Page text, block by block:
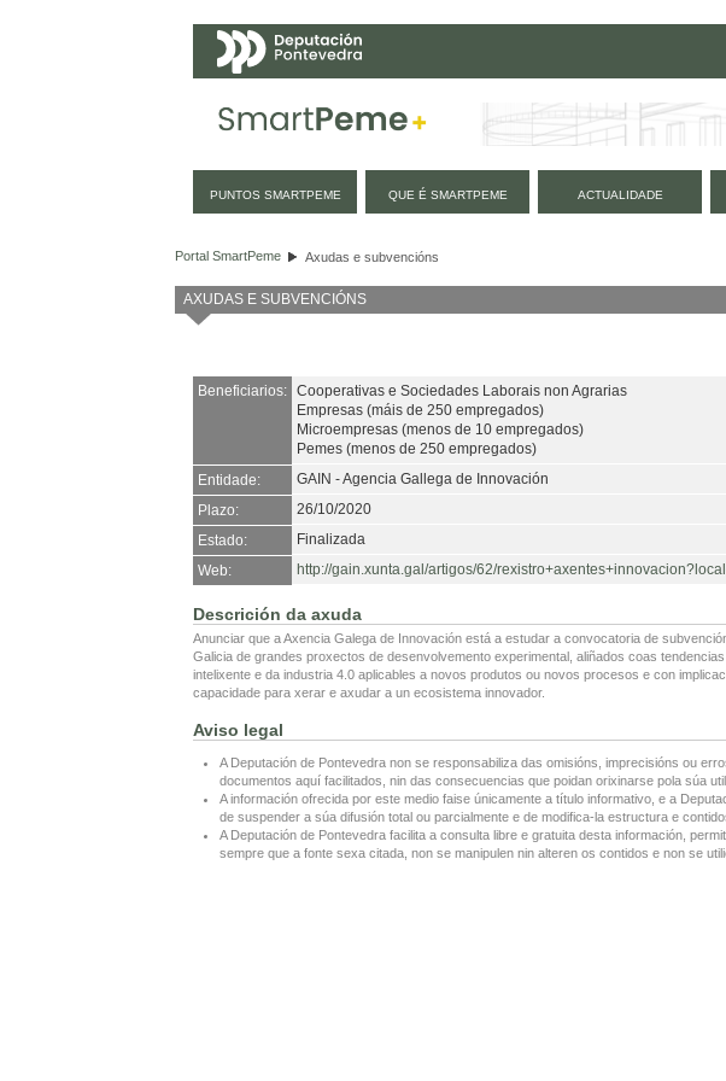
PUNTOS SMARTPEME QUE É SMARTPEME ACTUALIDADE
Portal SmartPeme Axudas e subvencións
AXUDAS E SUBVENCIÓNS
Beneficiarios: Cooperativas e Sociedades Laborais non Agrarias
Empresas (máis de 250 empregados)
Microempresas (menos de 10 empregados)
Pemes (menos de 250 empregados)
Entidade:
GAIN - Agencia Gallega de Innovación
Plazo:
26/10/2020
Estado:
Finalizada
Web:
http://gain.xunta.gal/artigos/62/
Descrición da axuda
Anunciar que a Axencia Galega de Innovación está a estudar a convocatoria de
Galicia de grandes proxectos de desenvolvemento experimental, aliñados coas
intelixente e da industria 4.0 aplicables a novos produtos ou novos procesos e con
capacidade para xerar e axudar a un ecosistema innovador.
Aviso legal
A Deputación de Pontevedra non se responsabiliza das omisións, imprecisións ou
documentos aquí facilitados, nin das consecuencias que poidan orixinarse pola súa
A información ofrecida por este medio faise únicamente a título informativo, e a
de suspender a súa difusión total ou parcialmente e de modifica-la estructura e
A Deputación de Pontevedra facilita a consulta libre e gratuita desta información,
sempre que a fonte sexa citada, non se manipulen nin alteren os contidos e non se